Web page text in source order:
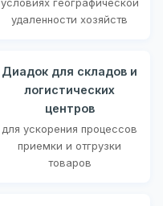
удаленности хозяйств
Диадок для складов и
логистических
центров
для ускорения процессов
приемки и отгрузки
товаров